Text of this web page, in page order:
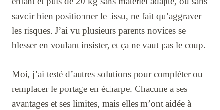
savoir bien positionner le tissu, ne fait qu’aggraver
les risques. J’ai vu plusieurs parents novices se
blesser en voulant insister, et ça ne vaut pas le coup.
Moi, j’ai testé d’autres solutions pour compléter ou
remplacer le portage en écharpe. Chacune a ses
avantages et ses limites, mais elles m’ont aidée à